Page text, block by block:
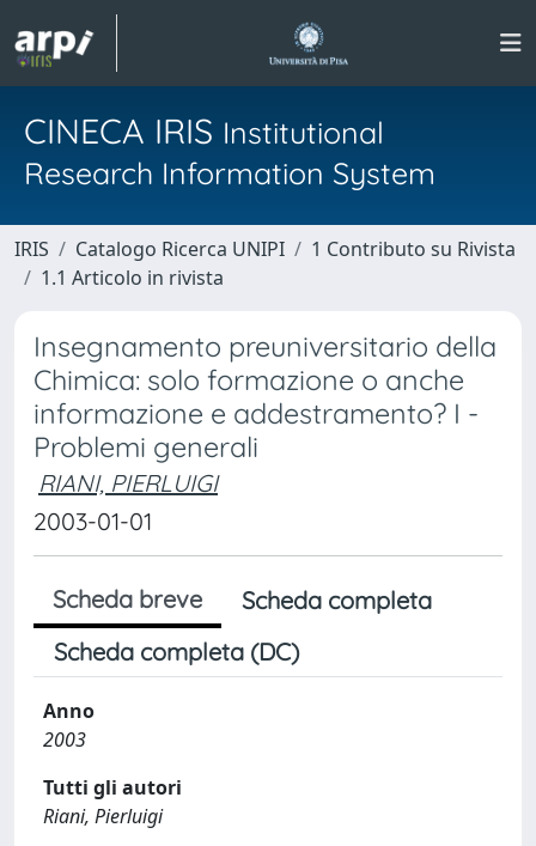
CINECA IRIS Institutional
Research Information System
IRIS Catalogo Ricerca UNIPI
1 Contributo su Rivista
1.1 Articolo in rivista
Insegnamento preuniversitario della
Chimica: solo formazione o anche
informazione e addestramento? I -
Problemi generali
RIANI, PIERLUIGI
2003-01-01
Scheda breve
Scheda completa
Scheda completa (DC)
Anno
2003
Tutti gli autori
Riani, Pierluigi